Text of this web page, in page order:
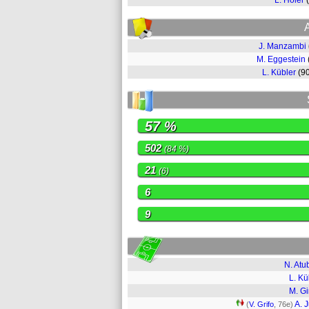
J. Manzambi
M. Eggestein
L. Kübler
57 %
502(84 %)
21 (6)
6
9
N.
L.
M.
(V. Grifo , 76e) A.